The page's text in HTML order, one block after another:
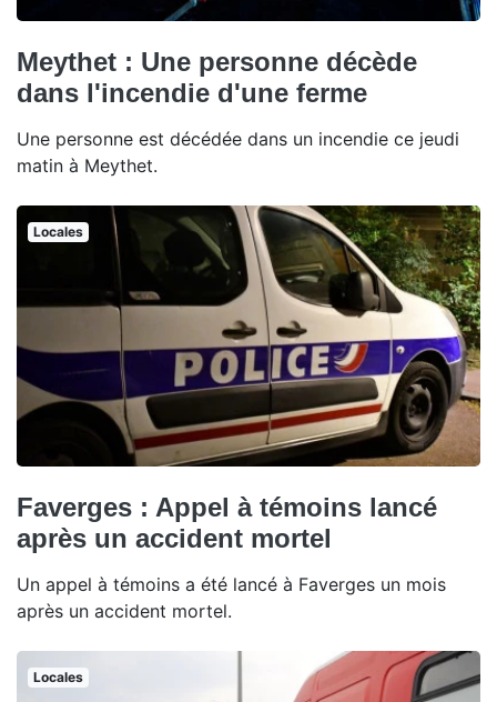
Meythet : Une personne décède
dans l'incendie d'une ferme
Une personne est décédée dans un incendie ce jeudi
matin à Meythet.
Locales
Faverges : Appel à témoins lancé
après un accident mortel
Un appel à témoins a été lancé à Faverges un mois
après un accident mortel.
Locales